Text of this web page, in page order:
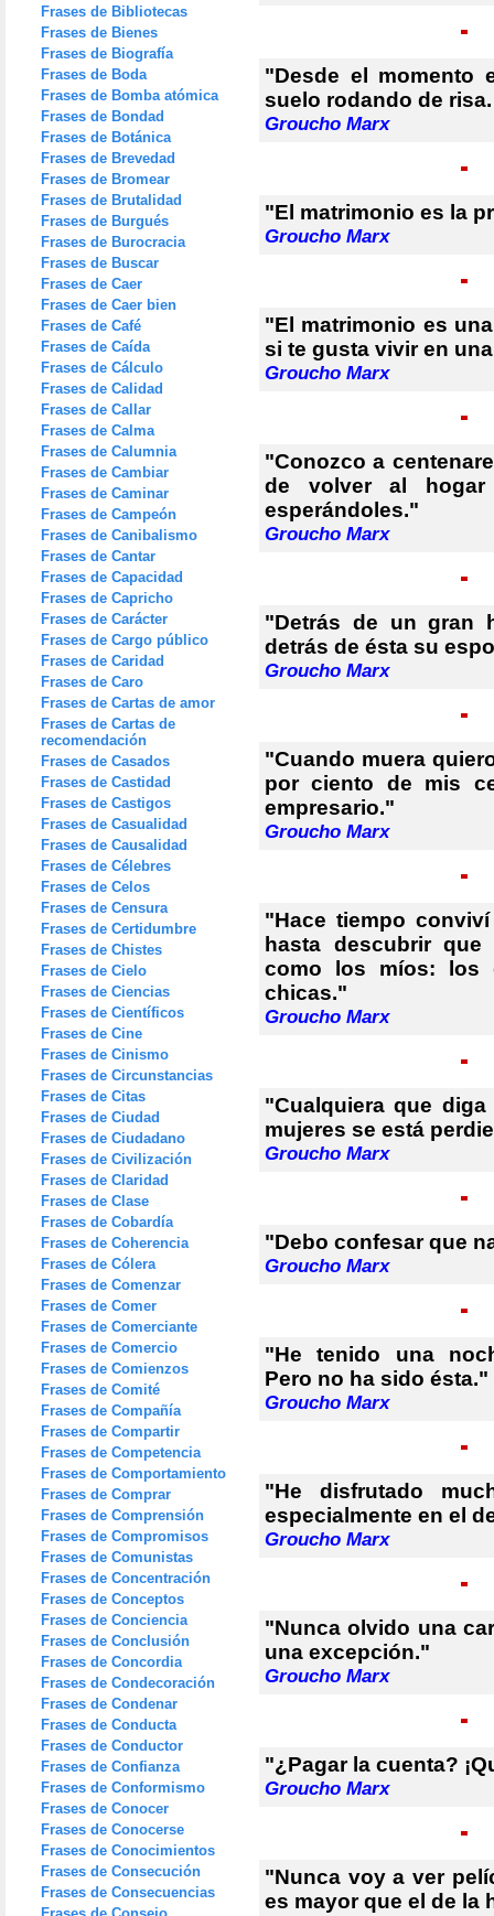
Frases de Bibliotecas
Frases de Bienes
Frases de Biografía
Frases de Boda
Frases de Bomba atómica
Frases de Bondad
Frases de Botánica
Frases de Brevedad
Frases de Bromear
Frases de Brutalidad
Frases de Burgués
Frases de Burocracia
Frases de Buscar
Frases de Caer
Frases de Caer bien
Frases de Café
Frases de Caída
Frases de Cálculo
Frases de Calidad
Frases de Callar
Frases de Calma
Frases de Calumnia
Frases de Cambiar
Frases de Caminar
Frases de Campeón
Frases de Canibalismo
Frases de Cantar
Frases de Capacidad
Frases de Capricho
Frases de Carácter
Frases de Cargo público
Frases de Caridad
Frases de Caro
Frases de Cartas de amor
Frases de Cartas de
recomendación
Frases de Casados
Frases de Castidad
Frases de Castigos
Frases de Casualidad
Frases de Causalidad
Frases de Célebres
Frases de Celos
Frases de Censura
Frases de Certidumbre
Frases de Chistes
Frases de Cielo
Frases de Ciencias
Frases de Científicos
Frases de Cine
Frases de Cinismo
Frases de Circunstancias
Frases de Citas
Frases de Ciudad
Frases de Ciudadano
Frases de Civilización
Frases de Claridad
Frases de Clase
Frases de Cobardía
Frases de Coherencia
Frases de Cólera
Frases de Comenzar
Frases de Comer
Frases de Comerciante
Frases de Comercio
Frases de Comienzos
Frases de Comité
Frases de Compañía
Frases de Compartir
Frases de Competencia
Frases de Comportamiento
Frases de Comprar
Frases de Comprensión
Frases de Compromisos
Frases de Comunistas
Frases de Concentración
Frases de Conceptos
Frases de Conciencia
Frases de Conclusión
Frases de Concordia
Frases de Condecoración
Frases de Condenar
Frases de Conducta
Frases de Conductor
Frases de Confianza
Frases de Conformismo
Frases de Conocer
Frases de Conocerse
Frases de Conocimientos
Frases de Consecución
Frases de Consecuencias
"Desde el momento
suelo rodando de
Groucho Marx
"El matrimonio es la
Groucho Marx
"El matrimonio es
si te gusta vivir en
Groucho Marx
"Conozco a
de volver al
esperándoles."
Groucho Marx
"Detrás de un gran
detrás de ésta su
Groucho Marx
"Cuando muera
por ciento de mis
empresario."
Groucho Marx
"Hace tiempo
hasta descubrir
como los míos: los
chicas."
Groucho Marx
"Cualquiera que
mujeres se está
Groucho Marx
"Debo confesar que
Groucho Marx
"He tenido una
Pero no ha sido ésta."
Groucho Marx
"He disfrutado
especialmente en el
Groucho Marx
"Nunca olvido una
una excepción."
Groucho Marx
"¿Pagar la cuenta?
Groucho Marx
"Nunca voy a ver
es mayor que el de la